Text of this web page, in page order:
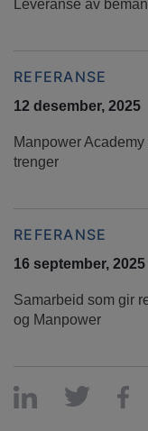
Leveranse av
REFERANSE
12 desember, 2025
Manpower
trenger
REFERANSE
16 september, 2025
Samarbeid som gir
og Manpower